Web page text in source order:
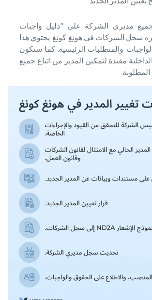
مديري الشركة على “دليل واجبات
سجل الشركات في هونغ كونغ. يحتوي هذا
والمتطلبات الرئيسية. كما ستكون
الداخلية مفيدة لتمكين المدير من اتباع جميع